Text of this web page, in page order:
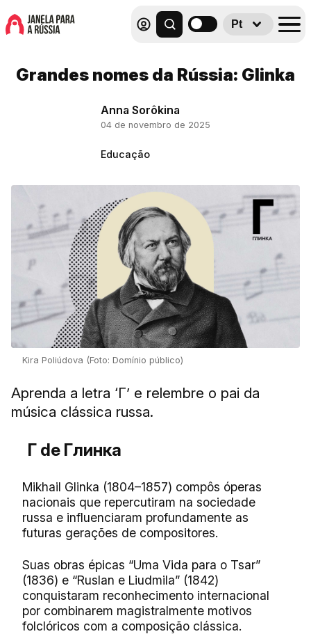
Pt
Grandes nomes da Rússia: Glinka
Anna Sorôkina
04 de novembro de 2025
Educação
Kira Poliúdova (Foto: Domínio público)
Aprenda a letra ‘Г’ e relembre o pai da
música clássica russa.
Г de Глинка
Mikhail Glinka (1804–1857) compôs óperas
nacionais que repercutiram na sociedade
russa e influenciaram profundamente as
futuras gerações de compositores.
Suas obras épicas “Uma Vida para o Tsar”
(1836) e “Ruslan e Liudmila” (1842)
conquistaram reconhecimento internacional
por combinarem magistralmente motivos
folclóricos com a composição clássica.